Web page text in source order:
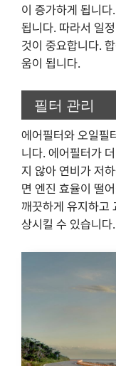
이 증가하게 됩니
됩니다. 따라서 일
것이 중요합니다.
움이 됩니다.
필터 관리
에어필터와 오일필
니다. 에어필터가
지 않아 연비가 저
면 엔진 효율이 떨
깨끗하게 유지하고
상시킬 수 있습니다.